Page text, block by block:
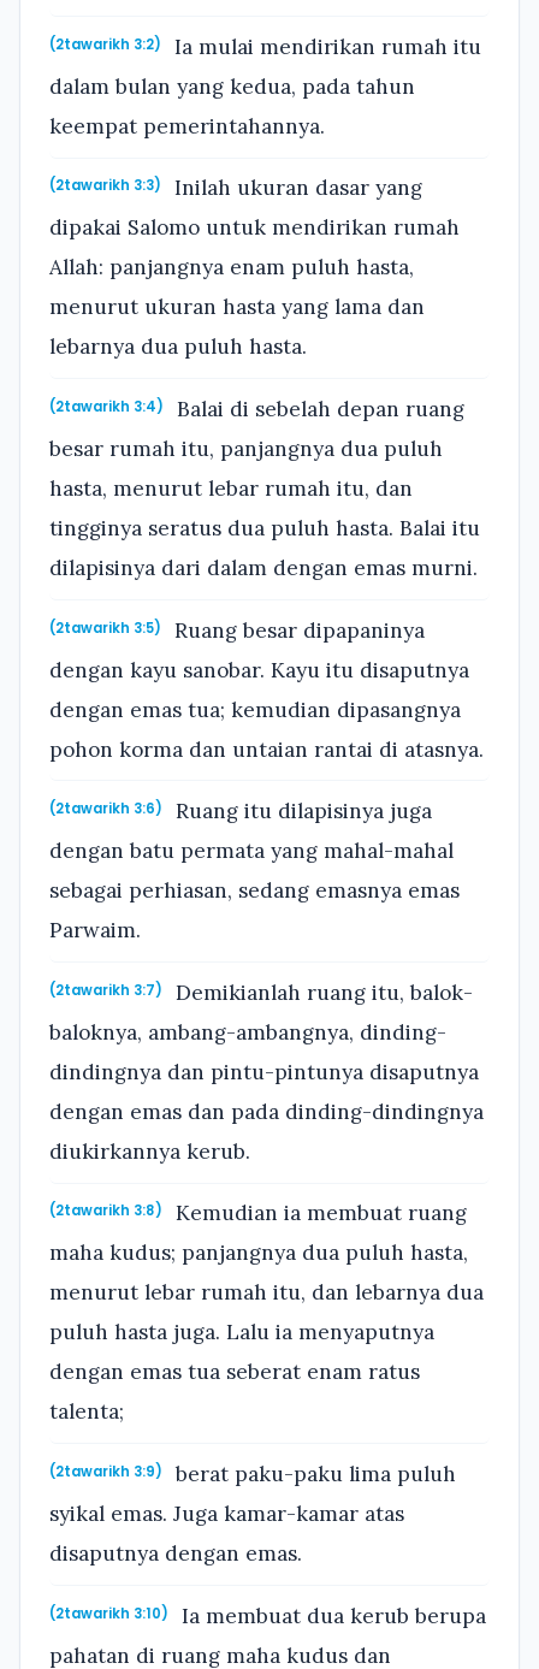
(2tawarikh 3:2)
Ia mulai mendirikan rumah itu
dalam bulan yang kedua, pada tahun
keempat pemerintahannya.
(2tawarikh 3:3)
Inilah ukuran dasar yang
dipakai Salomo untuk mendirikan rumah
Allah: panjangnya enam puluh hasta,
menurut ukuran hasta yang lama dan
lebarnya dua puluh hasta.
(2tawarikh 3:4)
Balai di sebelah depan ruang
besar rumah itu, panjangnya dua puluh
hasta, menurut lebar rumah itu, dan
tingginya seratus dua puluh hasta. Balai itu
dilapisinya dari dalam dengan emas murni.
(2tawarikh 3:5)
Ruang besar dipapaninya
dengan kayu sanobar. Kayu itu disaputnya
dengan emas tua; kemudian dipasangnya
pohon korma dan untaian rantai di atasnya.
(2tawarikh 3:6)
Ruang itu dilapisinya juga
dengan batu permata yang mahal-mahal
sebagai perhiasan, sedang emasnya emas
Parwaim.
(2tawarikh 3:7)
Demikianlah ruang itu, balok-
baloknya, ambang-ambangnya, dinding-
dindingnya dan pintu-pintunya disaputnya
dengan emas dan pada dinding-dindingnya
diukirkannya kerub.
(2tawarikh 3:8)
Kemudian ia membuat ruang
maha kudus; panjangnya dua puluh hasta,
menurut lebar rumah itu, dan lebarnya dua
puluh hasta juga. Lalu ia menyaputnya
dengan emas tua seberat enam ratus
talenta;
(2tawarikh 3:9)
berat paku-paku lima puluh
syikal emas. Juga kamar-kamar atas
disaputnya dengan emas.
(2tawarikh 3:10)
Ia membuat dua kerub berupa
pahatan di ruang maha kudus dan